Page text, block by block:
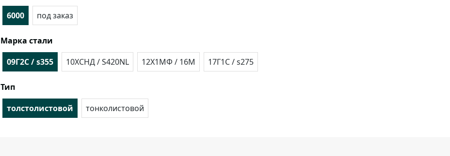
6000
под заказ
Марка стали
09Г2С / s355
10ХСНД / S420NL 12Х1МФ / 16М 17Г1С / s275
Тип
толстолистовой
тонколистовой